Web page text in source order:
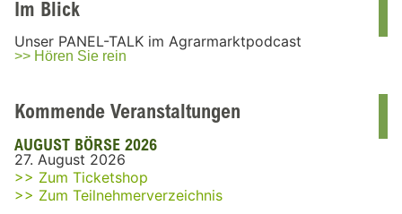
Im Blick
Unser PANEL-TALK im Agrarmarktpodcast
>> Hören Sie rein
Kommende Veranstaltungen
AUGUST BÖRSE 2026
27. August 2026
>> Zum Ticketshop
>> Zum Teilnehmerverzeichnis